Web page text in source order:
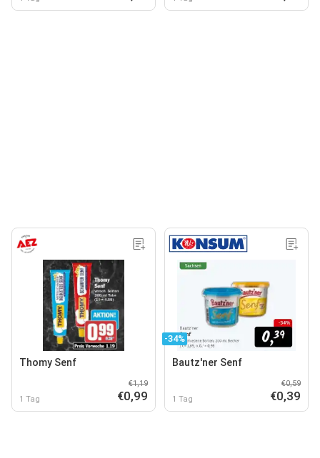
Thomy Senf
1 Tag
€1,19
€0,99
-34%
Bautz'ner Senf
1 Tag
€0,59
€0,39